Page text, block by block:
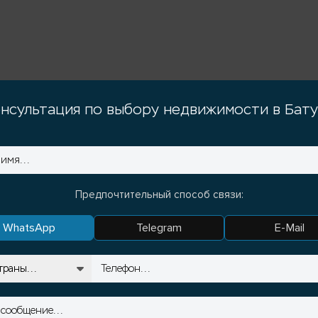
по выбору недвижимости в
Предпочтительный способ связи:
WhatsApp Telegram E-Mail